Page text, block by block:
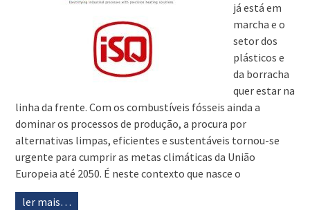
já está em
marcha e o
setor dos
plásticos e
da borracha
quer estar na
linha da frente. Com os combustíveis fósseis ainda a
dominar os processos de produção, a procura por
alternativas limpas, eficientes e sustentáveis tornou-se
urgente para cumprir as metas climáticas da União
Europeia até 2050. É neste contexto que nasce o
ler mais…